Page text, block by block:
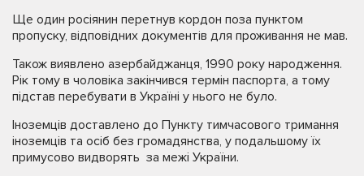
Ще один росіянин перетнув кордон поза пунктом
пропуску, відповідних документів для проживання не мав.
Також виявлено азербайджанця, 1990 року народження.
Рік тому в чоловіка закінчився термін паспорта, а тому
підстав перебувати в Україні у нього не було.
Іноземців доставлено до Пункту тимчасового тримання
іноземців та осіб без громадянства, у подальшому їх
примусово видворять за межі України.